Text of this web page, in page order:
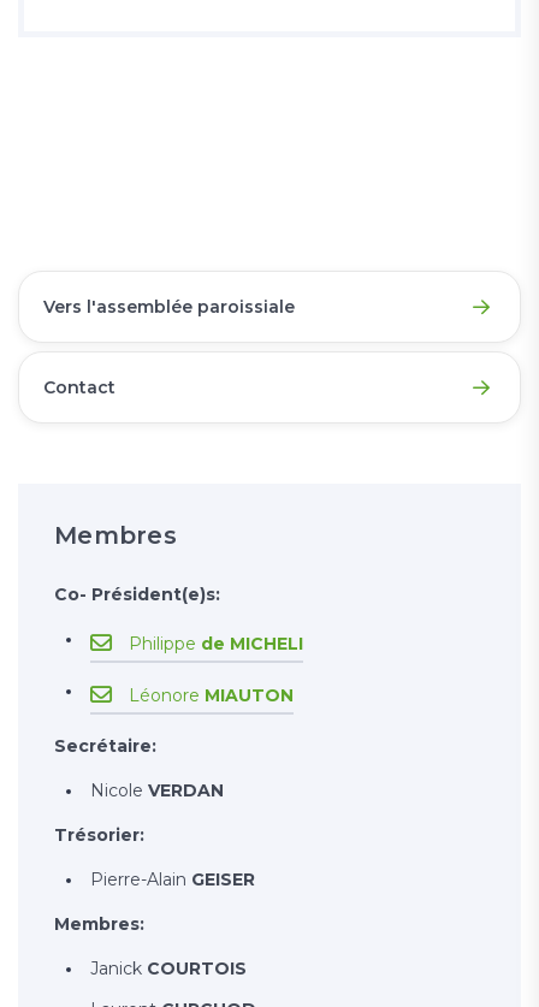
Vers l'assemblée paroissiale
Contact
Membres
Co- Président(e)s:
Philippe de MICHELI
Léonore MIAUTON
Secrétaire:
Nicole VERDAN
Trésorier:
Pierre-Alain GEISER
Membres:
Janick COURTOIS